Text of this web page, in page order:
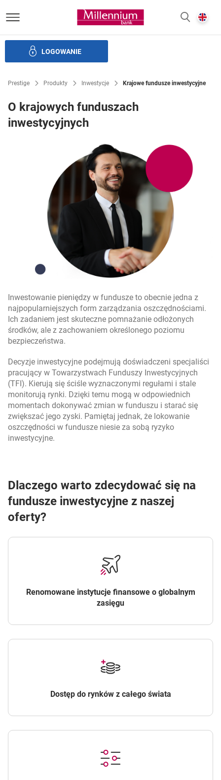
Bank Millennium homepage
LOGOWANIE
Prestige Produkty Inwestycje Krajowe fundusze inwestycyjne
O krajowych funduszach
inwestycyjnych
Inwestowanie pieniędzy w fundusze to obecnie jedna z
najpopularniejszych form zarządzania oszczędnościami.
Ich zadaniem jest skuteczne pomnażanie odłożonych
środków, ale z zachowaniem określonego poziomu
bezpieczeństwa.
Decyzje inwestycyjne podejmują doświadczeni specjaliści
pracujący w Towarzystwach Funduszy Inwestycyjnych
(TFI). Kierują się ściśle wyznaczonymi regułami i stale
monitorują rynki. Dzięki temu mogą w odpowiednich
momentach dokonywać zmian w funduszu i starać się
zwiększać jego zyski. Pamiętaj jednak, że lokowanie
oszczędności w fundusze niesie za sobą ryzyko
inwestycyjne.
Dlaczego warto zdecydować się na
fundusze inwestycyjne z naszej
oferty?
Renomowane instytucje finansowe o globalnym
zasięgu
Dostęp do rynków z całego świata